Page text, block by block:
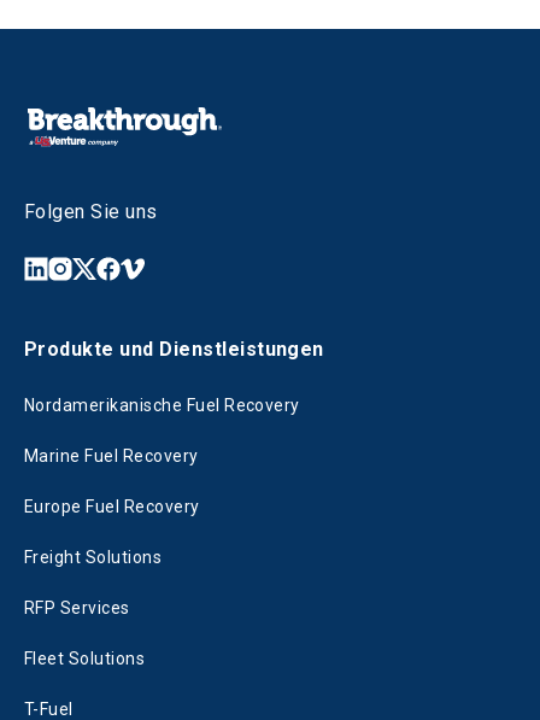
Folgen Sie uns
Produkte und Dienstleistungen
Nordamerikanische Fuel Recovery
Marine Fuel Recovery
Europe Fuel Recovery
Freight Solutions
RFP Services
Fleet Solutions
T-Fuel